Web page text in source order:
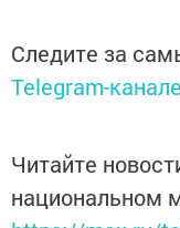
Следите за
Telegram-канале
Читайте
национальном